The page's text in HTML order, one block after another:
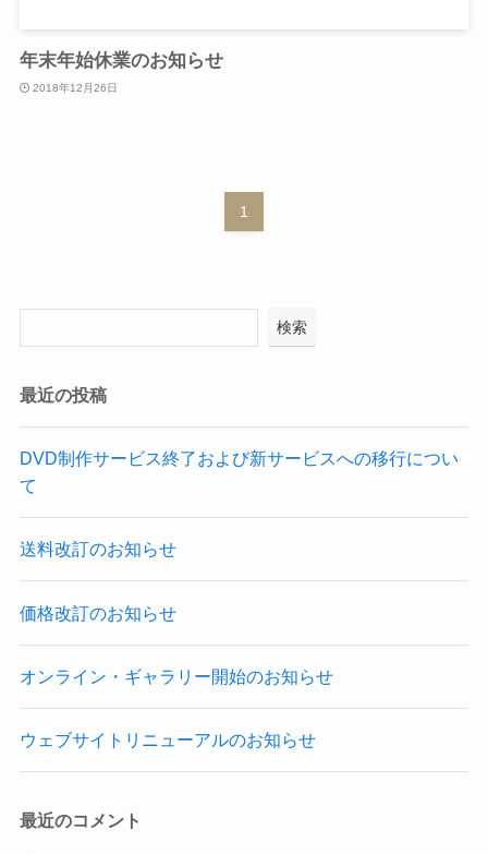
年末年始休業のお知らせ
2018年12月26日
1
検索
最近の投稿
DVD制作サービス終了および新サービスへの移行につい
て
送料改訂のお知らせ
価格改訂のお知らせ
オンライン・ギャラリー開始のお知らせ
ウェブサイトリニューアルのお知らせ
最近のコメント